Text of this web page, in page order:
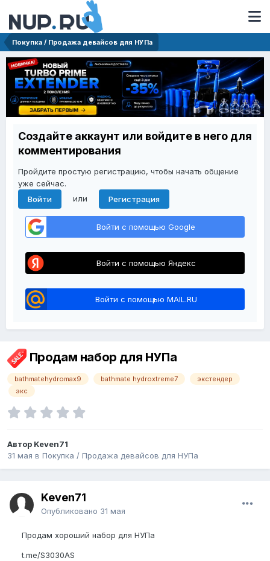
Покупка / Продажа девайсов для НУПа
Создайте аккаунт или войдите в него для
комментирования
Пройдите простую регистрацию, чтобы начать общение
уже сейчас.
Войти
или Регистрация
Войти с помощью Google
Войти с помощью Яндекс
Войти с помощью MAIL.RU
Продам набор для НУПа
bathmatehydromax9 bathmate hydroxtreme7
экстендер
экс
Автор Keven71
31 мая в Покупка / Продажа девайсов для НУПа
Keven71
Опубликовано 31 мая
Продам хороший набор для НУПа
t.me/S3030AS